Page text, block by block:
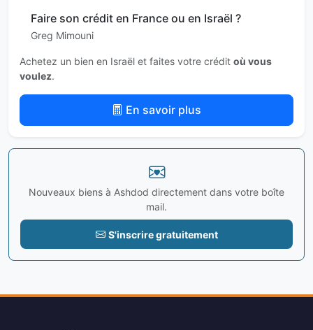
Faire son crédit en France ou en Israël ?
Greg Mimouni
Achetez un bien en Israël et faites votre crédit où vous
voulez.
En savoir plus
Nouveaux biens à Ashdod directement dans votre boîte
mail.
S'inscrire gratuitement